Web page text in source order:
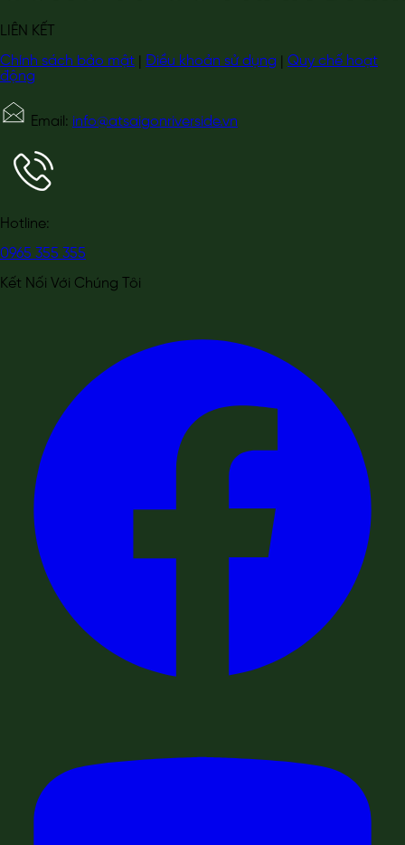
LIÊN KẾT
Chính sách bảo mật
Điều khoản sử dụng
Quy chế hoạt
động
Email: info@atsaigonriverside.vn
Hotline:
0965 355 355
Kết Nối Với Chúng Tôi